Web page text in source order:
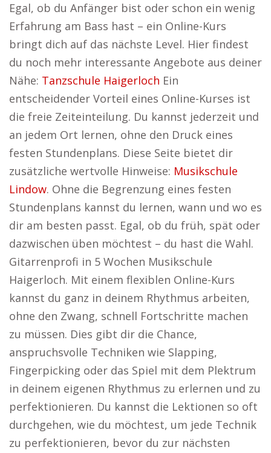
Egal, ob du Anfänger bist oder schon ein wenig
Erfahrung am Bass hast – ein Online-Kurs
bringt dich auf das nächste Level. Hier findest
du noch mehr interessante Angebote aus deiner
Nähe: Tanzschule Haigerloch Ein
entscheidender Vorteil eines Online-Kurses ist
die freie Zeiteinteilung. Du kannst jederzeit und
an jedem Ort lernen, ohne den Druck eines
festen Stundenplans. Diese Seite bietet dir
zusätzliche wertvolle Hinweise: Musikschule
Lindow. Ohne die Begrenzung eines festen
Stundenplans kannst du lernen, wann und wo es
dir am besten passt. Egal, ob du früh, spät oder
dazwischen üben möchtest – du hast die Wahl.
Gitarrenprofi in 5 Wochen Musikschule
Haigerloch. Mit einem flexiblen Online-Kurs
kannst du ganz in deinem Rhythmus arbeiten,
ohne den Zwang, schnell Fortschritte machen
zu müssen. Dies gibt dir die Chance,
anspruchsvolle Techniken wie Slapping,
Fingerpicking oder das Spiel mit dem Plektrum
in deinem eigenen Rhythmus zu erlernen und zu
perfektionieren. Du kannst die Lektionen so oft
durchgehen, wie du möchtest, um jede Technik
zu perfektionieren, bevor du zur nächsten